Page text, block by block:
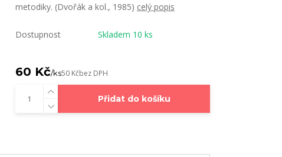
metodiky. (Dvořák a kol., 1985) celý popis
Dostupnost Skladem 10 ks
60 Kč/ks50 Kčbez DPH
Přidat do košíku